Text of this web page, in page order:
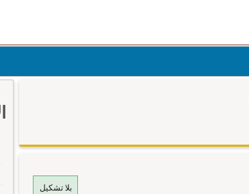
بلا تشكيل